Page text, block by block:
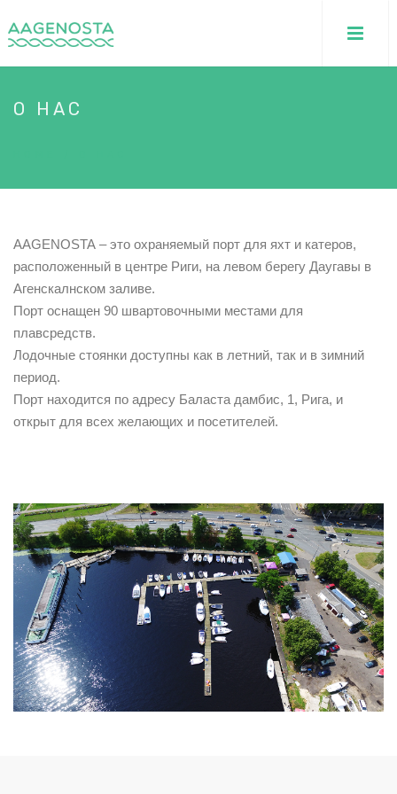
О НАС
AAGENOSTA – это охраняемый порт для яхт и катеров,
расположенный в центре Риги, на левом берегу Даугавы в
Агенскалнском заливе.
Порт оснащен 90 швартовочными местами для
плавсредств.
Лодочные стоянки доступны как в летний, так и в зимний
период.
Порт находится по адресу Баласта дамбис, 1, Рига, и
открыт для всех желающих и посетителей.